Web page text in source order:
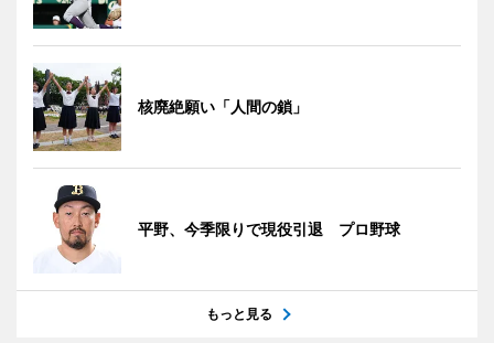
核廃絶願い「人間の鎖」
平野、今季限りで現役引退 プロ野球
もっと見る